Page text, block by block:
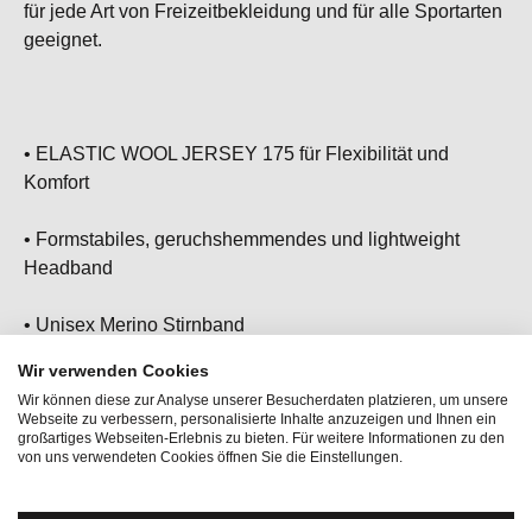
für jede Art von Freizeitbekleidung und für alle Sportarten
geeignet.
• ELASTIC WOOL JERSEY 175 für Flexibilität und
Komfort
• Formstabiles, geruchshemmendes und lightweight
Headband
• Unisex Merino Stirnband
• Hält dich bei jedem Outdoor Abenteuer zuverlässig
warm
• Dein neues Lieblings Accessoire, ob am Berg oder im
Wir verwenden Cookies
Wir können diese zur Analyse unserer Besucherdaten platzieren, um unsere
Webseite zu verbessern, personalisierte Inhalte anzuzeigen und Ihnen ein
großartiges Webseiten-Erlebnis zu bieten. Für weitere Informationen zu den
von uns verwendeten Cookies öffnen Sie die Einstellungen.